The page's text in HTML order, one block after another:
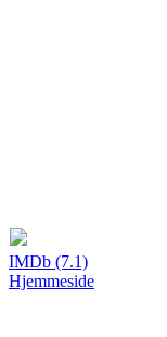
IMDb (7.1)
Hjemmeside